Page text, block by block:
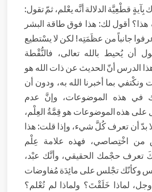
قطْعِيَّة الدلالة أنَّه يعْلم، ثمّ تقول:
هذا؟ أقول لك: هذا فوق طاقة البشر
عرفوا جانباً من عظَمَتِه! لكن لا يسْتطيع
أن يُحيط بالله تعالى، فالنُّقْطة
الدرس أنّ الحديث عن ذات الله هو
ونكْتفي بما أخبرنا الله به، ودون أن
في هذه الموضوعات، وإنَّ عدم
على هذه الموضوعات هو قِمَّةُ العِلْم،
بدّ أن تعرف كُلَّ شيء، وإذا قلت: هذا
من اخْتِصاصي، فهذه علامة عِلْم
تعرف حجْمك الحقيقي، وأنَّك عبْد،
وكأنّك تجْلس على مائِدَة مُفاوضات
لماذا خَلَقْتَ؟ ولماذا لم تُعْلم؟